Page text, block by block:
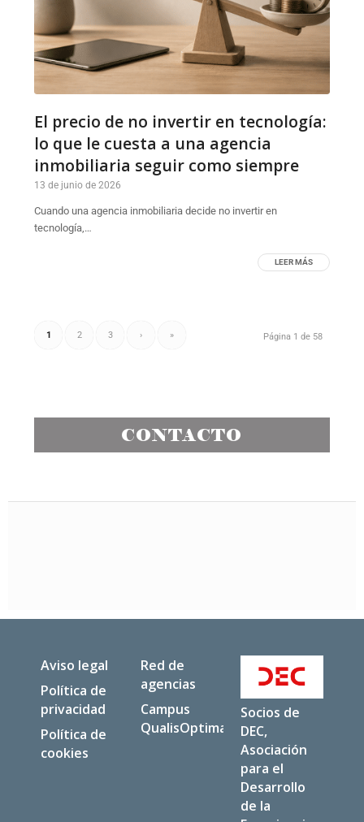
El precio de no invertir en tecnología:
lo que le cuesta a una agencia
inmobiliaria seguir como siempre
13 de junio de 2026
Cuando una agencia inmobiliaria decide no invertir en
tecnología,…
LEER MÁS
Página 1 de 58
1 2 3 › »
CONTACTO
Aviso legal
Política de
privacidad
Política de
cookies
Red de
agencias
Campus
QualisOptima
Socios de
DEC,
Asociación
para el
Desarrollo
de la